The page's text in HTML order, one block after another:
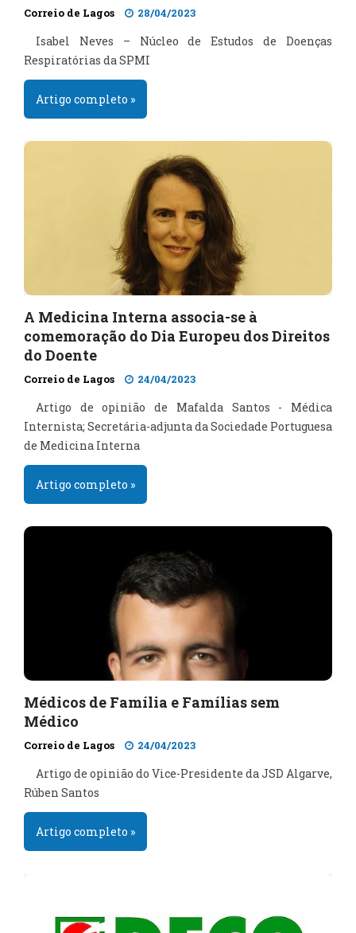
Correio de Lagos 28/04/2023
Isabel Neves – Núcleo de Estudos de Doenças
Respiratórias da SPMI
Artigo completo »
A Medicina Interna associa-se à
comemoração do Dia Europeu dos Direitos
do Doente
Correio de Lagos 24/04/2023
Artigo de opinião de Mafalda Santos - Médica
Internista; Secretária-adjunta da Sociedade Portuguesa
de Medicina Interna
Artigo completo »
Médicos de Família e Famílias sem
Médico
Correio de Lagos 24/04/2023
Artigo de opinião do Vice-Presidente da JSD Algarve,
Rúben Santos
Artigo completo »